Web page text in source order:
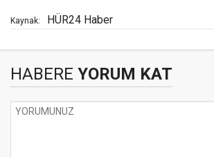
Kaynak: HÜR24 Haber
HABERE YORUM KAT